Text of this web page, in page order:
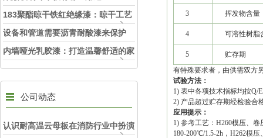
183聚酯晾干铁红绝缘漆：晾干工艺
便捷，提升施工效率
设备和管道需要沥青耐酸漆来保护
内墙哑光乳胶漆：打造温馨舒适的家
居环境
公司动态
认识耐高温云母板在消防行业中扮演
3 挥发物含量
4 可溶性树脂
5
贮存期
有特殊要求者，由供需双方
试验方法：
1) 表中各项技术指标均按Q/
2) 产品超过贮存期经检验合
应用提示：
1) 参考工艺：H260模压、
180-200℃/1.5-2h，H262模